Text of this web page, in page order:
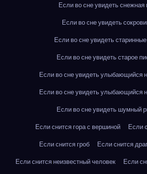
Если во сне увидеть снежная
Если во сне увидеть
Если во сне увидеть
Если во сне увидеть старое
Если во сне увидеть улыбающийся
Если во сне увидеть улыбающийся
Если во сне увидеть шумный
Если снится гора с вершиной
Если
Если снится гроб
Если снится
Если снится неизвестный человек
Если